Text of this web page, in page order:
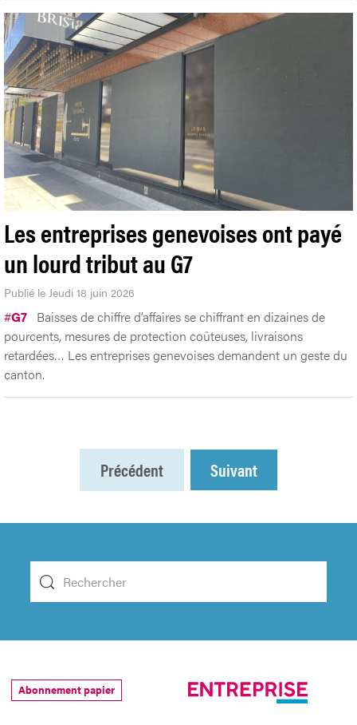
Les entreprises genevoises ont payé
un lourd tribut au G7
Publié le Jeudi 18 juin 2026
#G7 Baisses de chiffre d’affaires se chiffrant en dizaines de
pourcents, mesures de protection coûteuses, livraisons
retardées… Les entreprises genevoises demandent un geste du
canton.
Précédent Suivant
Abonnement papier